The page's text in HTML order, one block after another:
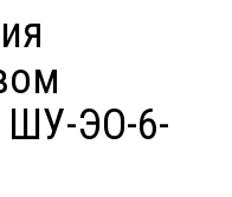
ШУ-ЭО-6-